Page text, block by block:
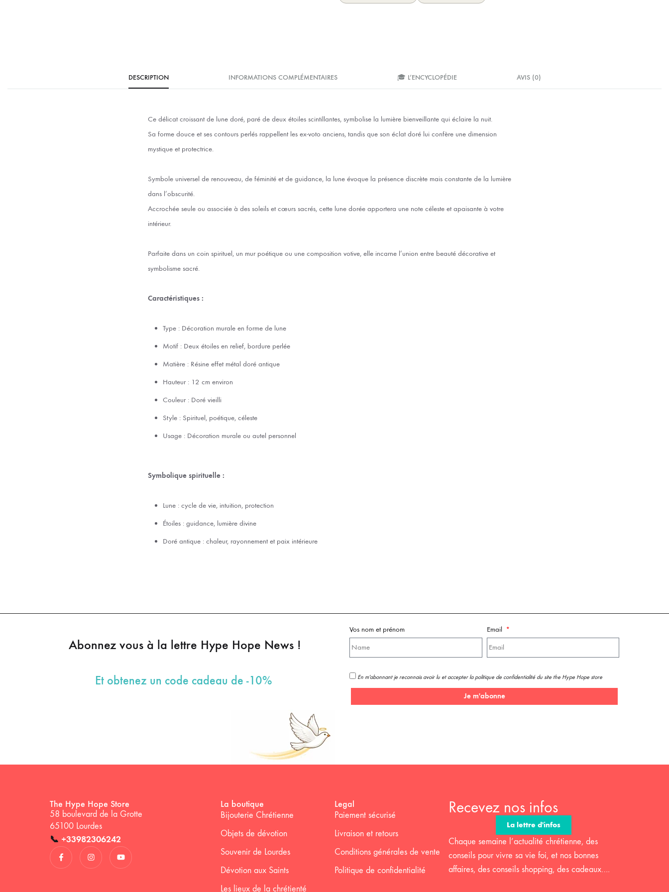
DESCRIPTION INFORMATIONS COMPLÉMENTAIRES 🎓 L’ENCYCLOPÉDIE AVIS (0)
Ce délicat croissant de lune doré, paré de deux étoiles scintillantes, symbolise la lumière bienveillante qui éclaire la nuit.
Sa forme douce et ses contours perlés rappellent les ex-voto anciens, tandis que son éclat doré lui confère une dimension
mystique et protectrice.
Symbole universel de renouveau, de féminité et de guidance, la lune évoque la présence discrète mais constante de la lumière
dans l’obscurité.
Accrochée seule ou associée à des soleils et cœurs sacrés, cette lune dorée apportera une note céleste et apaisante à votre
intérieur.
Parfaite dans un coin spirituel, un mur poétique ou une composition votive, elle incarne l’union entre beauté décorative et
symbolisme sacré.
Caractéristiques :
Type : Décoration murale en forme de lune
Motif : Deux étoiles en relief, bordure perlée
Matière : Résine effet métal doré antique
Hauteur : 12 cm environ
Couleur : Doré vieilli
Style : Spirituel, poétique, céleste
Usage : Décoration murale ou autel personnel
Symbolique spirituelle :
Lune : cycle de vie, intuition, protection
Étoiles : guidance, lumière divine
Doré antique : chaleur, rayonnement et paix intérieure
Abonnez vous à la lettre Hype Hope News !
Et obtenez un code cadeau de -10%
Vos nom et prénom Email
En m'abonnant je reconnais avoir lu et accepter la politique de confidentialité du site the Hype Hope store
Je m'abonne
The Hype Hope Store
58 boulevard de la Grotte
65100 Lourdes
📞 +33982306242
La boutique
Bijouterie Chrétienne
Objets de dévotion
Souvenir de Lourdes
Dévotion aux Saints
Les lieux de la chrétienté
Legal
Paiement sécurisé
Livraison et retours
Conditions générales de vente
Politique de confidentialité
Recevez nos infos
La lettre d'infos
Chaque semaine l’actualité chrétienne, des
conseils pour vivre sa vie foi, et nos bonnes
affaires, des conseils shopping, des cadeaux….